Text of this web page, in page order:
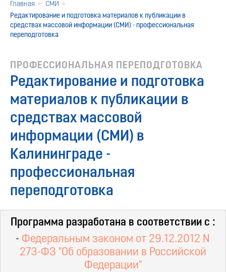
Главная » СМИ »
Редактирование и подготовка материалов к публикации в
средствах массовой информации (СМИ) - профессиональная
переподготовка
ПРОФЕССИОНАЛЬНАЯ ПЕРЕПОДГОТОВКА
Редактирование и подготовка
материалов к публикации в
средствах массовой
информации (СМИ) в
Калининграде -
профессиональная
переподготовка
Программа разработана в соответствии с :
- Федеральным законом от 29.12.2012 N
273-ФЗ "Об образовании в Российской
Федерации"